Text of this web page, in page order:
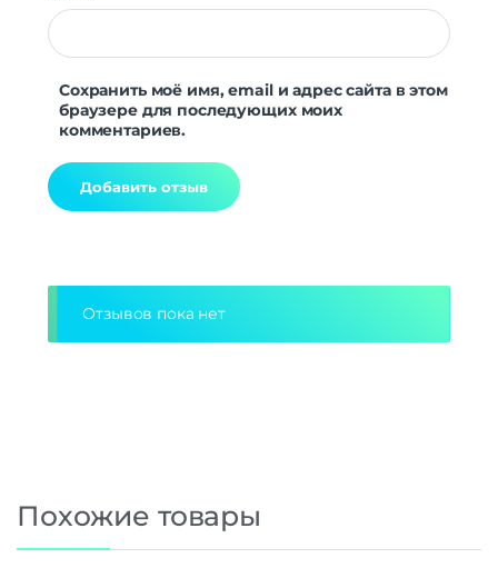
Сохранить моё имя, email и адрес сайта в этом
браузере для последующих моих
комментариев.
Отзывов пока нет
Похожие товары